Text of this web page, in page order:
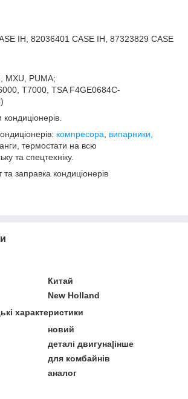
IH, 82036401 CASE IH, 87323829 CASE
MXU, PUMA;
T7000, TSA F4GE0684C-
компресора
випарники,
термостати на всю
та спецтехніку.
заправка кондиціонерів
Китай
New Holland
характеристики
новий
деталі двигуна|інше
для комбайнів
аналог